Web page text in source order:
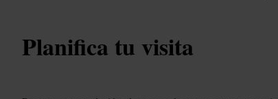
Planifica tu visita